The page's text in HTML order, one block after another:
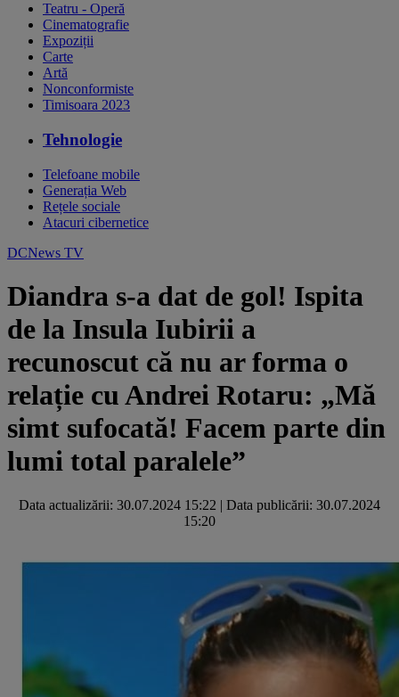
Teatru - Operă
Cinematografie
Expoziții
Carte
Artă
Nonconformiste
Timisoara 2023
Tehnologie
Telefoane mobile
Generația Web
Rețele sociale
Atacuri cibernetice
DCNews TV
Diandra s-a dat de gol! Ispita
de la Insula Iubirii a
recunoscut că nu ar forma o
relație cu Andrei Rotaru: „Mă
simt sufocată! Facem parte din
lumi total paralele”
Data actualizării: 30.07.2024 15:22 | Data publicării: 30.07.2024
15:20